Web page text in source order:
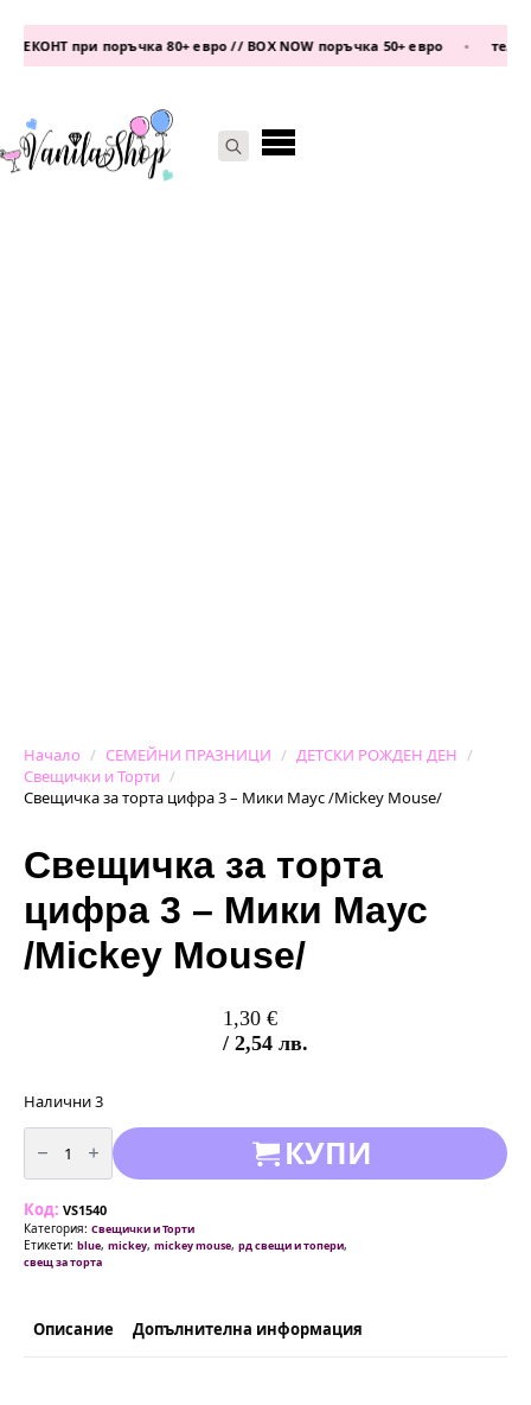
при поръчка 80+ евро // BOX NOW поръчка 50+ евро
Начало СЕМЕЙНИ ПРАЗНИЦИ
ДЕТСКИ РОЖДЕН ДЕН
Свещички и Торти
Свещичкa за торта цифра 3 – Мики Маус /Mickey Mоuse/
Свещичкa за торта
цифра 3 – Мики Маус
/Mickey Mоuse/
1,30 €
/ 2,54 лв.
Налични 3
количество
за
Свещичкa
за
цифра
3
-
Мики
Маус
КУПИ
Код: VS1540
Категория: Свещички и Торти
Етикети: blue, mickey, mickey mouse, рд свещи и топери,
свещ за торта
Описание Допълнителна информация